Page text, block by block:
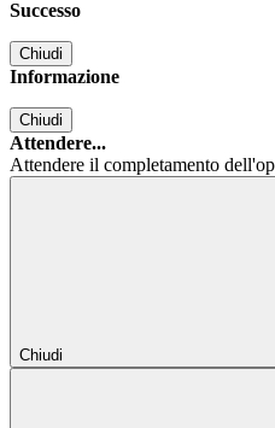
Successo
Chiudi
Informazione
Chiudi
Attendere...
Attendere il completamento
Chiudi